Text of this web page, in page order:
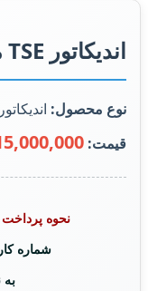
اندیکاتور TSE مخصوص طلا و سهام
نوع محصول: اندیکاتور
قیمت: 15,000,000
نحوه
شماره کارت بلو :